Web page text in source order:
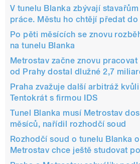
V tunelu Blanka zbývají
práce. Městu ho chtějí předat
Po pěti měsících se znovu
na tunelu Blanka
Metrostav začne znovu
od Prahy dostal dlužné 2,7
Praha zvažuje další arbitráž
Tentokrát s firmou IDS
Tunel Blanka musí Metrostav
měsíců, nařídil rozhodčí soud
Rozhodčí soud o tunelu Blanka
Metrostav chce ještě studovat